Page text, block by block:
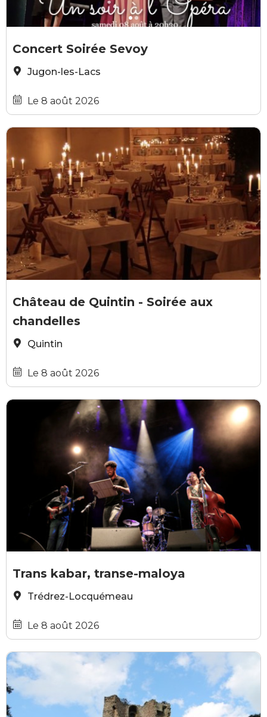
©les soirées Sevoy
Concert Soirée Sevoy
Jugon-les-Lacs
Le 8 août 2026
Château de Quintin - Soirée aux
chandelles
Quintin
Le 8 août 2026
Trans kabar, transe-maloya
Trédrez-Locquémeau
Le 8 août 2026